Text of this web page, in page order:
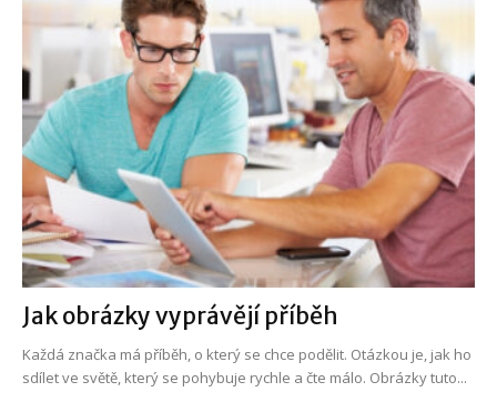
Jak obrázky vyprávějí příběh
Každá značka má příběh, o který se chce podělit. Otázkou je, jak ho
sdílet ve světě, který se pohybuje rychle a čte málo. Obrázky tuto...